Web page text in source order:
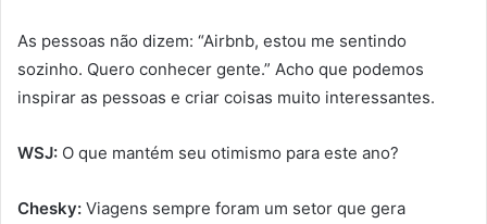
As pessoas não dizem: “Airbnb, estou me sentindo
sozinho. Quero conhecer gente.” Acho que podemos
inspirar as pessoas e criar coisas muito interessantes.
WSJ: O que mantém seu otimismo para este ano?
Chesky: Viagens sempre foram um setor que gera